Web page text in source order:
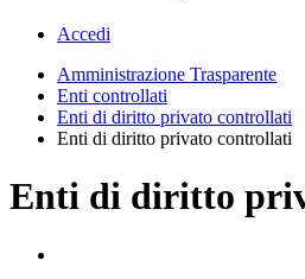
Accedi
Amministrazione Trasparente
Enti controllati
Enti di diritto privato controllati
Enti di diritto privato controllati
Enti di diritto